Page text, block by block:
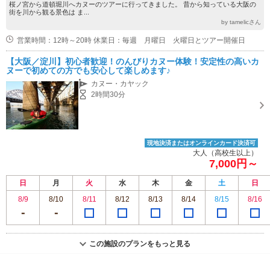
桜ノ宮から道頓堀川へカヌーのツアーに行ってきました。 昔から知っている大阪の
街を川から観る景色は ま...
by tamelicさん
営業時間：12時～20時 休業日：毎週 月曜日 火曜日とツアー開催日
【大阪／淀川】初心者歓迎！のんびりカヌー体験！安定性の高いカ
ヌーで初めての方でも安心して楽しめます♪
カヌー・カヤック
2時間30分
現地決済またはオンラインカード決済可
大人（高校生以上）
7,000円～
日 月 火 水 木 金 土
日
8/9
8/10 8/11 8/12 8/13 8/14 8/15 8/16
この施設のプランをもっと見る